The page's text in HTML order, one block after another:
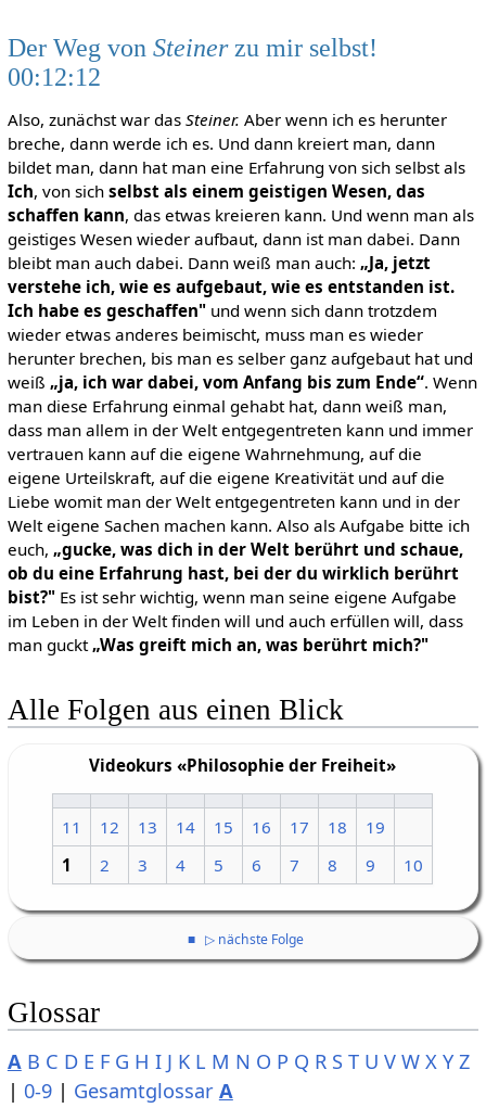
Der Weg von Steinerzu mir selbst!
00:12:12
Also, zunächst war das Steiner. Aber wenn ich es herunter
breche, dann werde ich es. Und dann kreiert man, dann
bildet man, dann hat man eine Erfahrung von sich selbst als
Ich, von sich selbst als einem geistigen Wesen, das
schaffen kann, das etwas kreieren kann. Und wenn man als
geistiges Wesen wieder aufbaut, dann ist man dabei. Dann
bleibt man auch dabei. Dann weiß man auch: „Ja, jetzt
verstehe ich, wie es aufgebaut, wie es entstanden ist.
Ich habe es geschaffen"und wenn sich dann trotzdem
wieder etwas anderes beimischt, muss man es wieder
herunter brechen, bis man es selber ganz aufgebaut hat und
weiß „ja, ich war dabei, vom Anfang bis zum Ende“. Wenn
man diese Erfahrung einmal gehabt hat, dann weiß man,
dass man allem in der Welt entgegentreten kann und immer
vertrauen kann auf die eigene Wahrnehmung, auf die
eigene Urteilskraft, auf die eigene Kreativität und auf die
Liebe womit man der Welt entgegentreten kann und in der
Welt eigene Sachen machen kann. Also als Aufgabe bitte ich
euch, „gucke, was dich in der Welt berührt und schaue,
ob du eine Erfahrung hast, bei der du wirklich berührt
bist?"Es ist sehr wichtig, wenn man seine eigene Aufgabe
im Leben in der Welt finden will und auch erfüllen will, dass
man guckt „Was greift mich an, was berührt mich?"
Alle Folgen aus einen Blick
Videokurs «Philosophie der Freiheit»
11 12 13 14 15 16 17 18
19
1
2 3 4 5 6 7 8 9 10
■ ▷ nächste Folge
Glossar
A B C D E F G H I J K L M N O P Q R S T U V W X Y Z
| 0-9| Gesamtglossar A